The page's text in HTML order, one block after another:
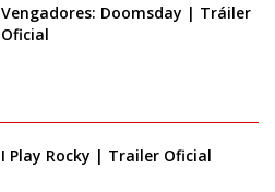
Vengadores: Doomsday | Tráiler
Oficial
I Play Rocky | Trailer Oficial